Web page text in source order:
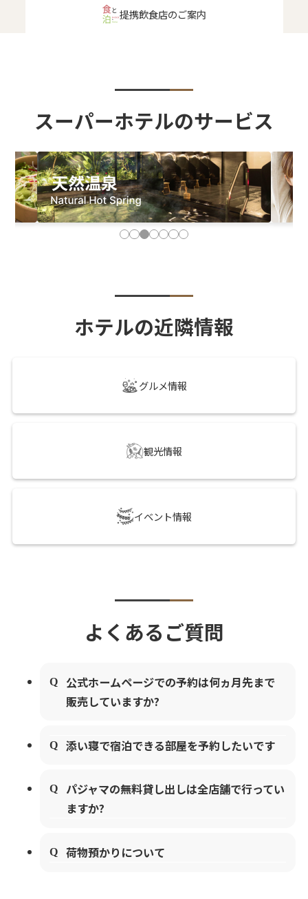
提携飲食店のご案内
スーパーホテルのサービス
ホテルの近隣情報
グルメ情報
観光情報
イベント情報
よくあるご質問
公式ホームページでの予約は何ヵ月先まで
販売していますか?
添い寝で宿泊できる部屋を予約したいです
パジャマの無料貸し出しは全店舗で行ってい
ますか?
荷物預かりについて